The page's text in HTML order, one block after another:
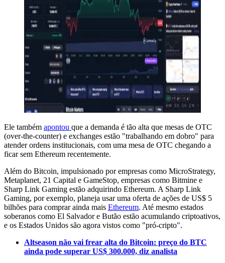
Ele também apontou que a demanda é tão alta que mesas de OTC
(over-the-counter) e exchanges estão "trabalhando em dobro" para
atender ordens institucionais, com uma mesa de OTC chegando a
ficar sem Ethereum recentemente.
Além do Bitcoin, impulsionado por empresas como MicroStrategy,
Metaplanet, 21 Capital e GameStop, empresas como Bitmine e
Sharp Link Gaming estão adquirindo Ethereum. A Sharp Link
Gaming, por exemplo, planeja usar uma oferta de ações de US$ 5
bilhões para comprar ainda mais Ethereum. Até mesmo estados
soberanos como El Salvador e Butão estão acumulando criptoativos,
e os Estados Unidos são agora vistos como "pró-cripto".
Altseason não vai frear alta do Bitcoin: preço do BTC
ainda pode superar US$ 300.000, diz analista